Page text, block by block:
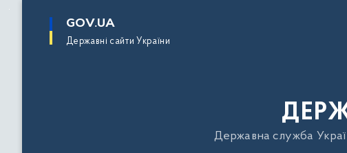
основного
GOV.UA
Державні сайти України
Державна служба